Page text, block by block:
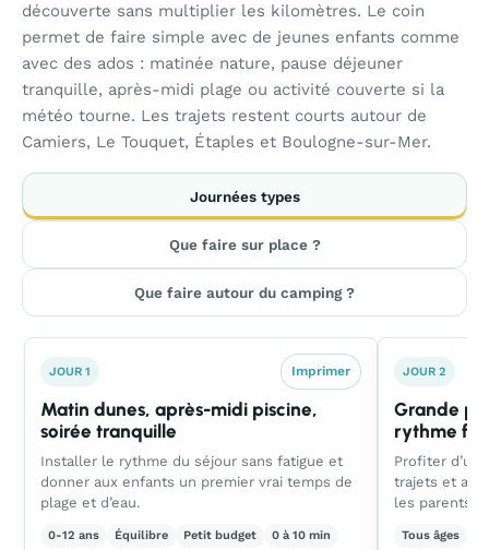
découverte sans multiplier les kilomètres. Le coin
permet de faire simple avec de jeunes enfants comme
avec des ados : matinée nature, pause déjeuner
tranquille, après-midi plage ou activité couverte si la
météo tourne. Les trajets restent courts autour de
Camiers, Le Touquet, Étaples et Boulogne-sur-Mer.
Journées types
Que faire sur place ?
Que faire autour du camping ?
JOUR 1 Imprimer
Matin dunes, après-midi piscine,
soirée tranquille
Installer le rythme du séjour sans fatigue et
donner aux enfants un premier vrai temps de
plage et d’eau.
0-12 ans Équilibre Petit budget 0 à 10 min
JOUR 2
Grande
rythme
Profiter
trajets et
les parents.
Tous âges